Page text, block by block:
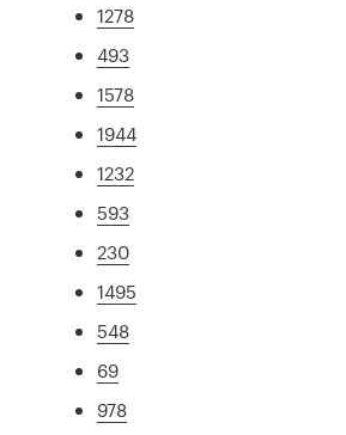
1278
493
1578
1944
1232
593
230
1495
548
69
978